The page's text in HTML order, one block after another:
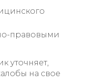
правовыми
уточняет,
на свое